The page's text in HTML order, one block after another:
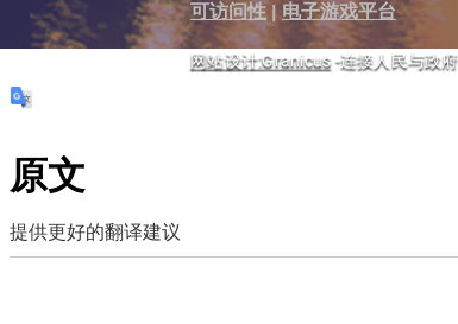
可访问性| 电子游戏平台
网站设计:Granicus-连接人民与政府
原文
提供更好的翻译建议